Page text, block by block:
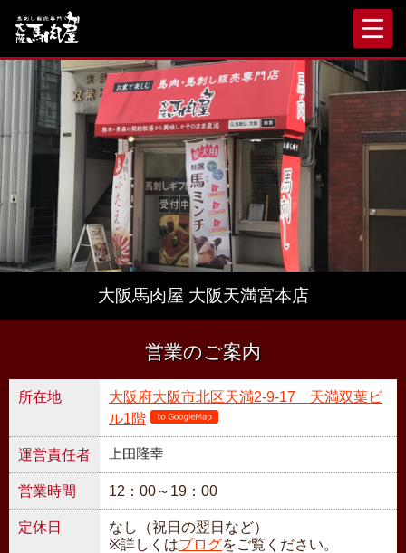
大阪馬肉屋 大阪天満宮本店
営業のご案内
所在地
大阪府大阪市北区天満2-9-17 天満双葉ビ
ル1階
運営責任者
営業時間 12：00～19：00
定休日
なし（祝日の翌日など）
※詳しくはブログをご覧ください。